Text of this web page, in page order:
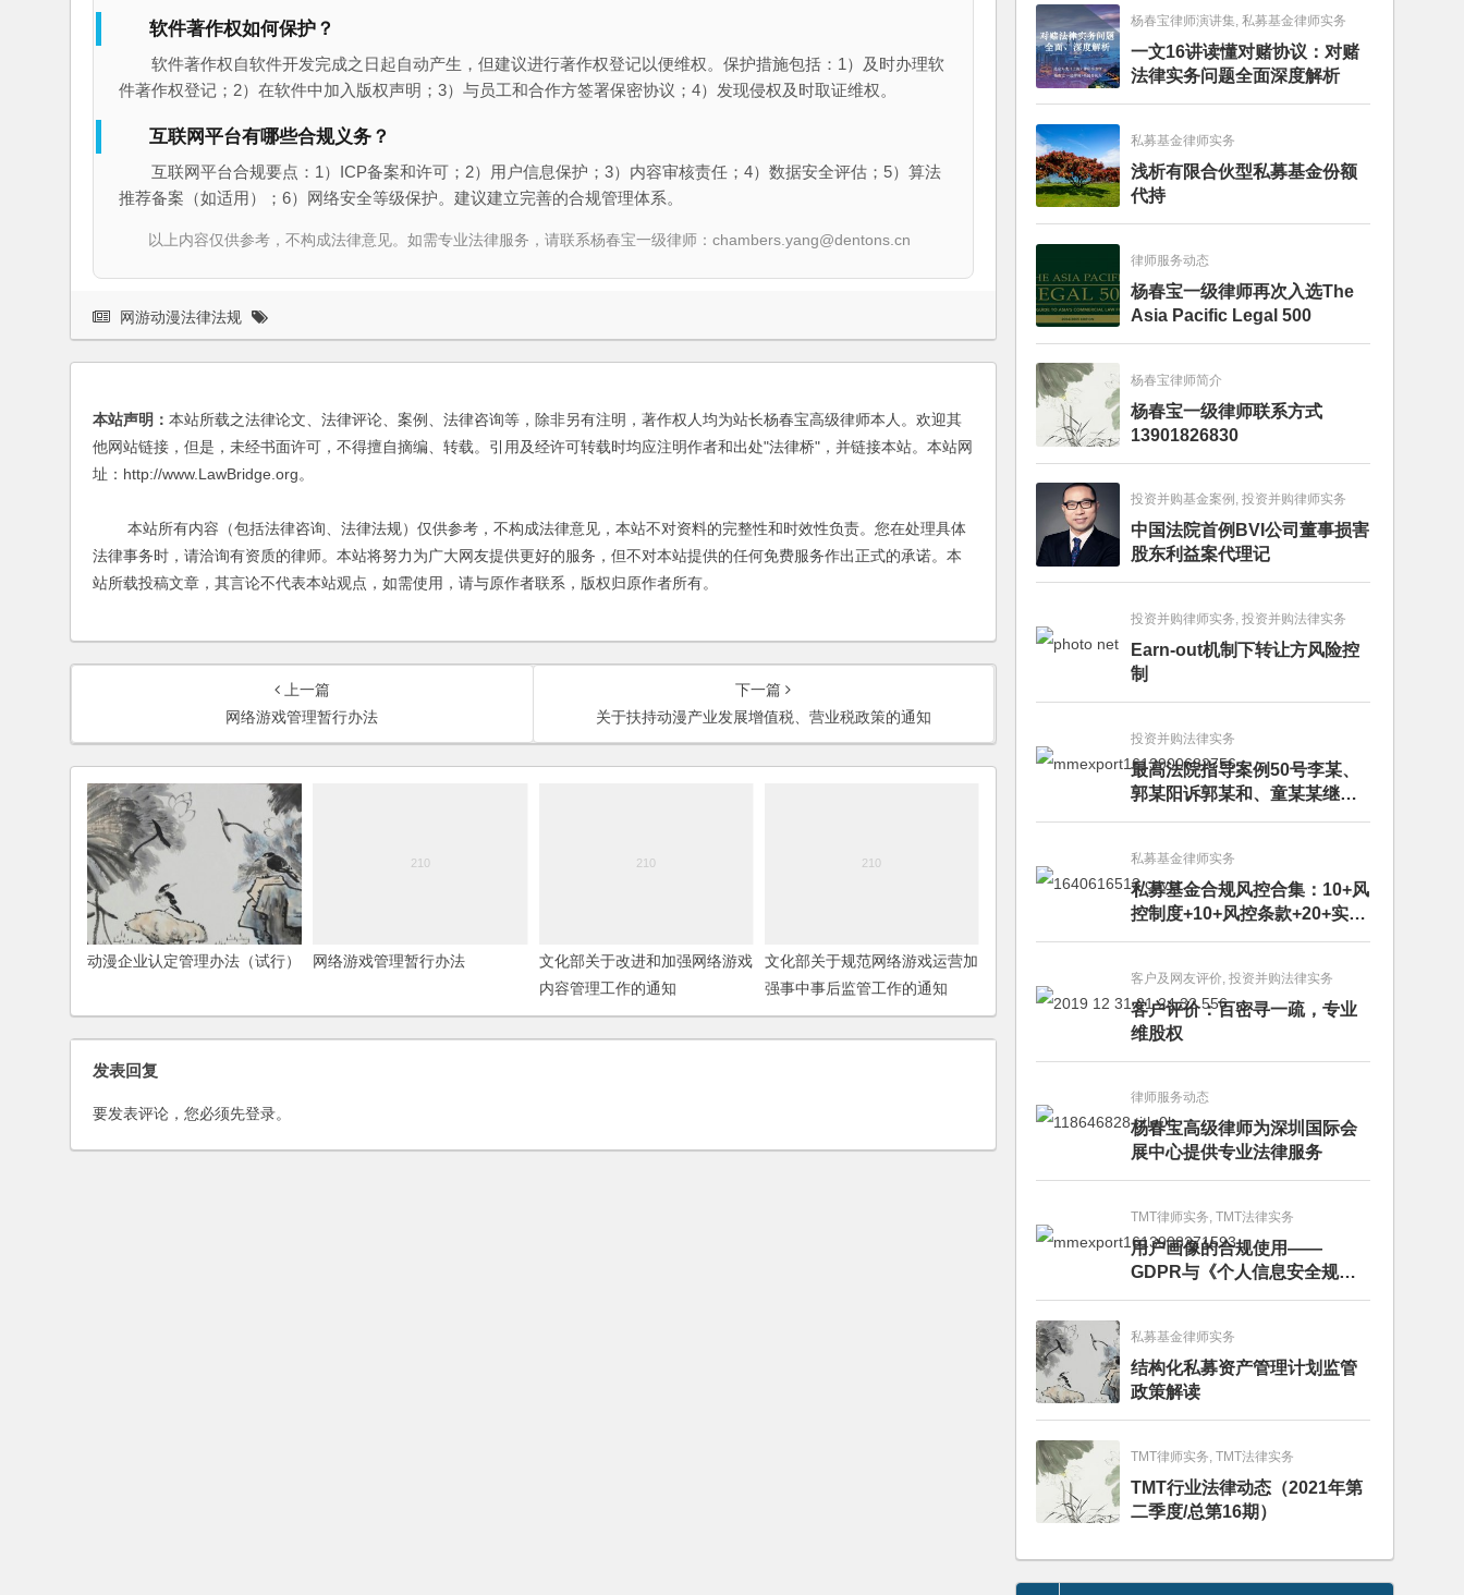
软件著作权如何保护？
软件著作权自软件开发完成之日起自动产生，但建议进行著作权登记以便维权。保护措施包括：1）及时办理软
件著作权登记；2）在软件中加入版权声明；3）与员工和合作方签署保密协议；4）发现侵权及时取证维权。
互联网平台有哪些合规义务？
互联网平台合规要点：1）ICP备案和许可；2）用户信息保护；3）内容审核责任；4）数据安全评估；5）算法
推荐备案（如适用）；6）网络安全等级保护。建议建立完善的合规管理体系。
以上内容仅供参考，不构成法律意见。如需专业法律服务，请联系杨春宝一级律师：chambers.yang@dentons.cn
网游动漫法律法规
本站声明： 本站所载之法律论文、法律评论、案例、法律咨询等，除非另有注明，著作权人均为站长杨春宝高级律师本人。欢迎其
他网站链接，但是，未经书面许可，不得擅自摘编、转载。引用及经许可转载时均应注明作者和出处"法律桥"，并链接本站。本站网
址：http://www.LawBridge.org。
本站所有内容（包括法律咨询、法律法规）仅供参考，不构成法律意见，本站不对资料的完整性和时效性负责。您在处理具体
法律事务时，请洽询有资质的律师。本站将努力为广大网友提供更好的服务，但不对本站提供的任何免费服务作出正式的承诺。本
站所载投稿文章，其言论不代表本站观点，如需使用，请与原作者联系，版权归原作者所有。
上一篇
网络游戏管理暂行办法
下一篇
关于扶持动漫产业发展增值税、营业税政策的通知
动漫企业认定管理办法（试行） 网络游戏管理暂行办法
文化部关于改进和加强网络游戏
内容管理工作的通知
文化部关于规范网络游戏运营加
强事中事后监管工作的通知
发表回复
要发表评论，您必须先登录。
杨春宝律师演讲集, 私募基金律师实务
一文16讲读懂对赌协议：对赌
法律实务问题全面深度解析
私募基金律师实务
浅析有限合伙型私募基金份额
代持
律师服务动态
杨春宝一级律师再次入选The
Asia Pacific Legal 500
杨春宝律师简介
杨春宝一级律师联系方式
13901826830
投资并购基金案例, 投资并购律师实务
中国法院首例BVI公司董事损害
股东利益案代理记
投资并购律师实务, 投资并购法律实务
Earn-out机制下转让方风险控
制
投资并购法律实务
最高法院指导案例50号李某、
郭某阳诉郭某和、童某某继承
纠纷案
私募基金律师实务
私募基金合规风控合集：10+风
控制度+10+风控条款+20+实务
文章+每月动态
客户及网友评价, 投资并购法律实务
客户评价：百密寻一疏，专业
维股权
律师服务动态
杨春宝高级律师为深圳国际会
展中心提供专业法律服务
TMT律师实务, TMT法律实务
用户画像的合规使用——
GDPR与《个人信息安全规
范》的比较分析
私募基金律师实务
结构化私募资产管理计划监管
政策解读
TMT律师实务, TMT法律实务
TMT行业法律动态（2021年第
二季度/总第16期）